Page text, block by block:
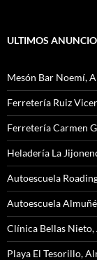
ULTIMOS
Mesón Bar Noemí,
Ferretería Ruiz
Ferretería Carmen
Heladería La
Autoescuela
Autoescuela
Clínica Bellas Nieto,
Playa El Tesorillo,